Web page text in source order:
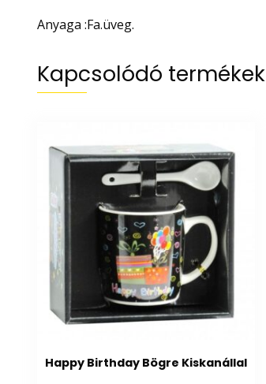
Anyaga :Fa.üveg.
Kapcsolódó termékek
Happy Birthday Bögre Kiskanállal